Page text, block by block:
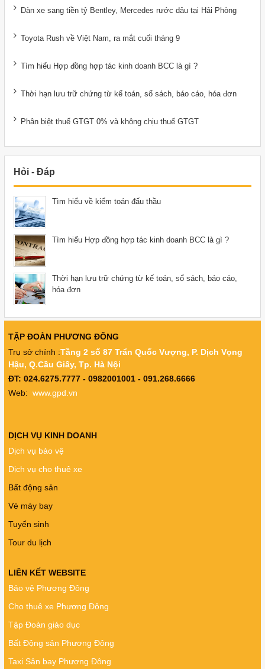
Dàn xe sang tiền tỷ Bentley, Mercedes rước dâu tại Hải Phòng
Toyota Rush về Việt Nam, ra mắt cuối tháng 9
Tìm hiểu Hợp đồng hợp tác kinh doanh BCC là gì ?
Thời hạn lưu trữ chứng từ kế toán, sổ sách, báo cáo, hóa đơn
Phân biệt thuế GTGT 0% và không chịu thuế GTGT
Hỏi - Đáp
Tìm hiểu về kiểm toán đấu thầu
Tìm hiểu Hợp đồng hợp tác kinh doanh BCC là gì ?
Thời hạn lưu trữ chứng từ kế toán, sổ sách, báo cáo,
hóa đơn
TẬP ĐOÀN PHƯƠNG ĐÔNG
Trụ sở chính :Tầng 2 số 87 Trẩn Quốc Vượng, P. Dịch Vọng
Hậu, Q.Cầu Giấy, Tp. Hà Nội
ĐT: 024.6275.7777 - 0982001001 - 091.268.6666
Web: www.gpd.vn
DỊCH VỤ KINH DOANH
Dịch vụ bảo vệ
Dịch vụ cho thuê xe
Bất động sản
Vé máy bay
Tuyển sinh
Tour du lịch
LIÊN KẾT WEBSITE
Bảo vệ Phương Đông
Cho thuê xe Phương Đông
Tập Đoàn giáo dục
Bất Động sản Phương Đông
Taxi Sân bay Phương Đông